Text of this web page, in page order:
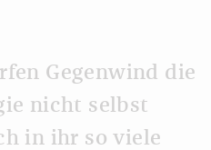
Gegenwind die
nicht selbst
in ihr so viele